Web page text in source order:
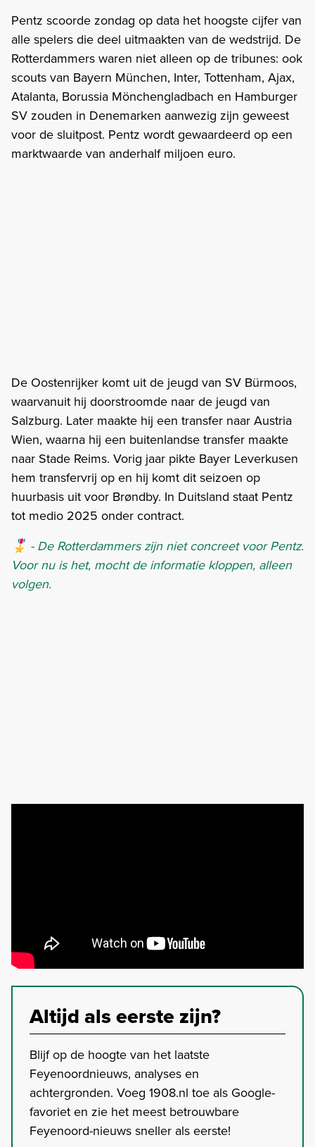
Pentz scoorde zondag op data het hoogste cijfer van
alle spelers die deel uitmaakten van de wedstrijd. De
Rotterdammers waren niet alleen op de tribunes: ook
scouts van Bayern München, Inter, Tottenham, Ajax,
Atalanta, Borussia Mönchengladbach en Hamburger
SV zouden in Denemarken aanwezig zijn geweest
voor de sluitpost. Pentz wordt gewaardeerd op een
marktwaarde van anderhalf miljoen euro.
De Oostenrijker komt uit de jeugd van SV Bürmoos,
waarvanuit hij doorstroomde naar de jeugd van
Salzburg. Later maakte hij een transfer naar Austria
Wien, waarna hij een buitenlandse transfer maakte
naar Stade Reims. Vorig jaar pikte Bayer Leverkusen
hem transfervrij op en hij komt dit seizoen op
huurbasis uit voor Brøndby. In Duitsland staat Pentz
tot medio 2025 onder contract.
🎖️ - De Rotterdammers zijn niet concreet voor Pentz.
Voor nu is het, mocht de informatie kloppen, alleen
volgen.
Altijd als eerste zijn?
Blijf op de hoogte van het laatste
Feyenoordnieuws, analyses en
achtergronden. Voeg 1908.nl toe als Google-
favoriet en zie het meest betrouwbare
Feyenoord-nieuws sneller als eerste!